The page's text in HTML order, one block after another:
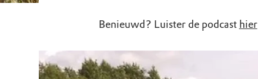
Benieuwd? Luister de podcast hier